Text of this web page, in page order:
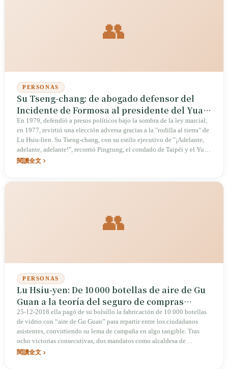
👥
PERSONAS
Su Tseng-chang: de abogado defensor del
Incidente de Formosa al presidente del Yuan
Ejecutivo "¡Adelante, adelante, adelante!"
En 1979, defendió a presos políticos bajo la sombra de la ley marcial;
en 1977, revirtió una elección adversa gracias a la "rodilla al tierra" de
Lu Hsiu-lien. Su Tseng-chang, con su estilo ejecutivo de "¡Adelante,
adelante, adelante!", recorrió Pingtung, el condado de Taipéi y el Yuan
Ejecutivo, desde la contención de la peste porcina africana hasta el
閱讀全文
👥
PERSONAS
Lu Hsiu-yen: De 10 000 botellas de aire de Gu
Guan a la teoría del seguro de compras
militares en Washington, la reina invicta
25‑12‑2018 ella pagó de su bolsillo la fabricación de 10 000 botellas
de vidrio con “aire de Gu Guan” para repartir entre los ciudadanos
asistentes, convirtiendo su lema de campaña en algo tangible. Tras
ocho victorias consecutivas, dos mandatos como alcaldesa de
Taichung y seis periodos como legisladora, en agosto 2025 Chu Li-lun
閱讀全文